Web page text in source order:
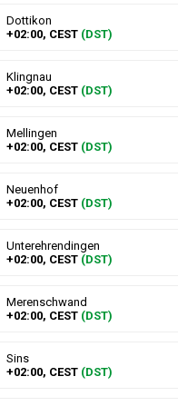
Dottikon
+02:00, CEST (DST)
Klingnau
+02:00, CEST (DST)
Mellingen
+02:00, CEST (DST)
Neuenhof
+02:00, CEST (DST)
Unterehrendingen
+02:00, CEST (DST)
Merenschwand
+02:00, CEST (DST)
Sins
+02:00, CEST (DST)